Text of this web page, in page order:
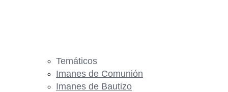
Temáticos
Imanes de Comunión
Imanes de Bautizo